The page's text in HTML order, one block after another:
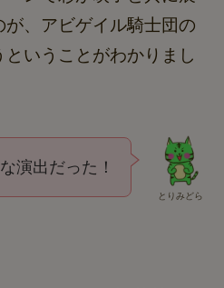
、アビゲイル騎士団の
いうことがわかりまし
とりみどら
演出だった！